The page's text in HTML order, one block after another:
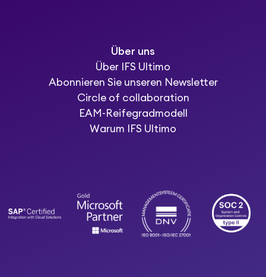
Über uns
Über IFS Ultimo
Abonnieren Sie unseren Newsletter
Circle of collaboration
EAM-Reifegradmodell
Warum IFS Ultimo